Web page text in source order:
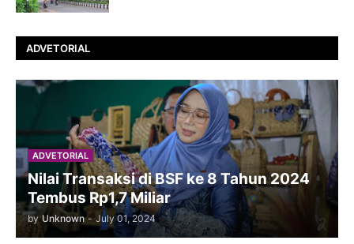
ADVETORIAL
ADVETORIAL
Nilai Transaksi di BSF ke 8 Tahun 2024
Tembus Rp1,7 Miliar
by Unknown - July 01, 2024